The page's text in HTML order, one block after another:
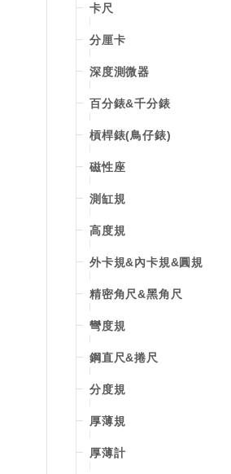
卡尺
分厘卡
深度測微器
百分錶&千分錶
槓桿錶(鳥仔錶)
磁性座
測缸規
高度規
外卡規&內卡規&圓規
精密角尺&黑角尺
彎度規
鋼直尺&捲尺
分度規
厚薄規
厚薄計